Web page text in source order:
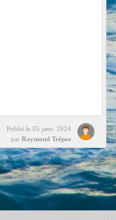
Publié le 05 janv. 2024
par Raymond Trépos